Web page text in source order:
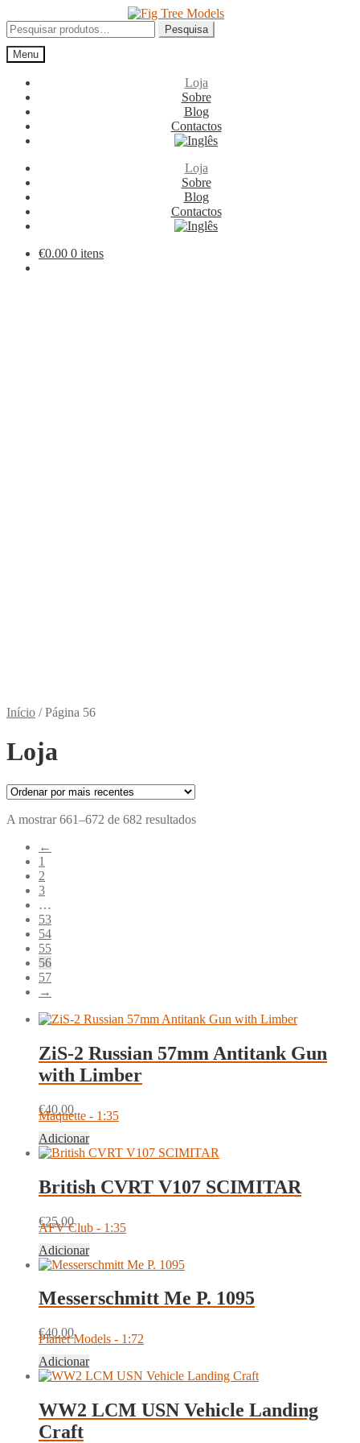
para
a
navegação
para
o
conteúdo
Pesquisar
por:
Pesquisa
Menu
Loja
Sobre
Blog
Contactos
Loja
Sobre
Blog
Contactos
€0.00 0 itens
Início /Página 56
Loja
A mostrar 661–672 de 682 resultadosOrdenado
←
1
2
3
…
53
54
55
56
57
→
ZiS-2 Russian 57mm Antitank Gun
with Limber
€40.00
Maquette - 1:35
Adicionar
British CVRT V107 SCIMITAR
€25.00
AFV Club - 1:35
Adicionar
Messerschmitt Me P. 1095
€40.00
Planet Models - 1:72
Adicionar
WW2 LCM USN Vehicle Landing
Craft